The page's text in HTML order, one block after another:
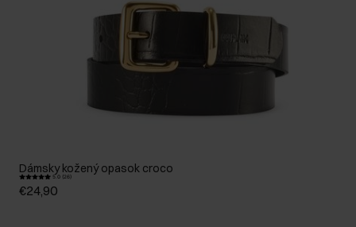
Dámsky kožený opasok croco
5.0 (26)
€24,90